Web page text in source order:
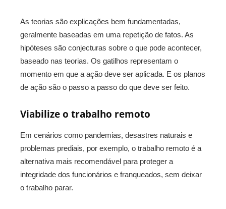
As teorias são explicações bem fundamentadas,
geralmente baseadas em uma repetição de fatos. As
hipóteses são conjecturas sobre o que pode acontecer,
baseado nas teorias. Os gatilhos representam o
momento em que a ação deve ser aplicada. E os planos
de ação são o passo a passo do que deve ser feito.
Viabilize o trabalho remoto
Em cenários como pandemias, desastres naturais e
problemas prediais, por exemplo, o trabalho remoto é a
alternativa mais recomendável para proteger a
integridade dos funcionários e franqueados, sem deixar
o trabalho parar.